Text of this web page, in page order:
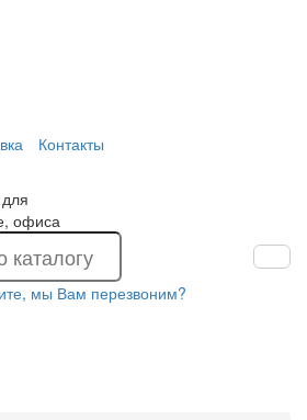
Контакты
офиса
мы Вам перезвоним?